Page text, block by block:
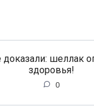
шеллак
здоровья!
0